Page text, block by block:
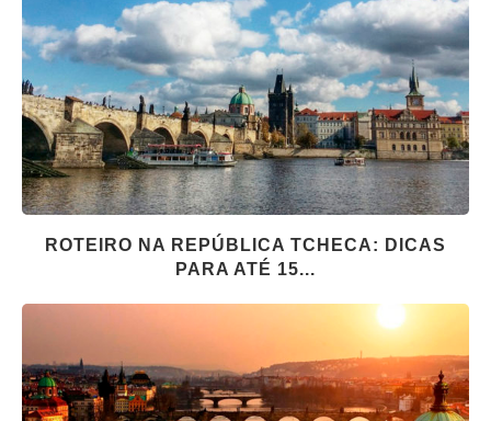
ROTEIRO NA REPÚBLICA TCHECA: DICAS
PARA ATÉ 15...